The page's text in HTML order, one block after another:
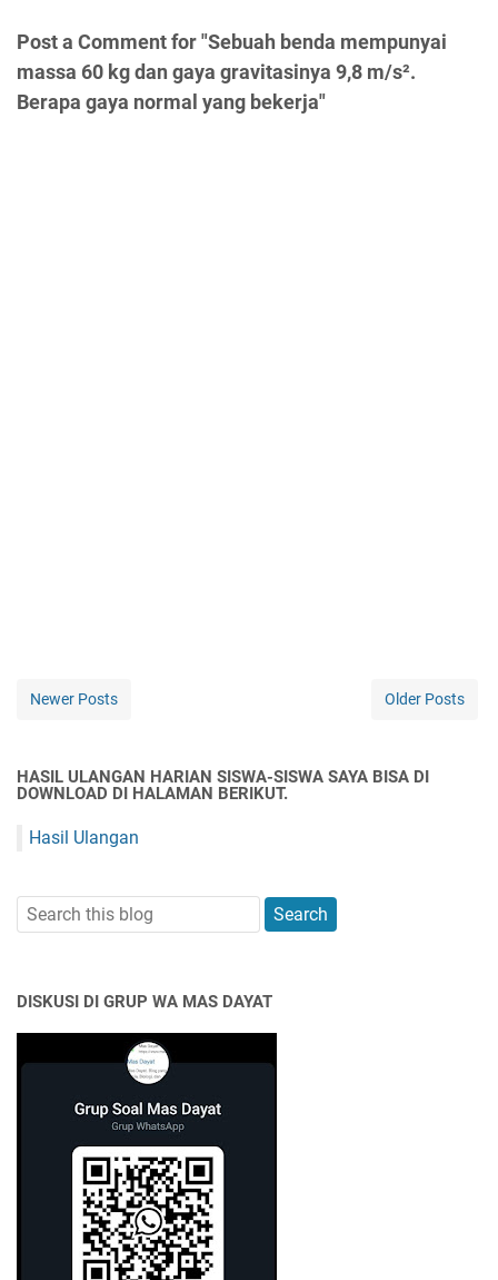
Post a Comment for "Sebuah benda mempunyai
massa 60 kg dan gaya gravitasinya 9,8 m/s².
Berapa gaya normal yang bekerja"
Newer Posts Older Posts
HASIL ULANGAN HARIAN SISWA-SISWA SAYA BISA DI
DOWNLOAD DI HALAMAN BERIKUT.
Hasil Ulangan
DISKUSI DI GRUP WA MAS DAYAT